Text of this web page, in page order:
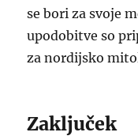
se bori za svoje
upodobitve so
za nordijsko
Zaključek